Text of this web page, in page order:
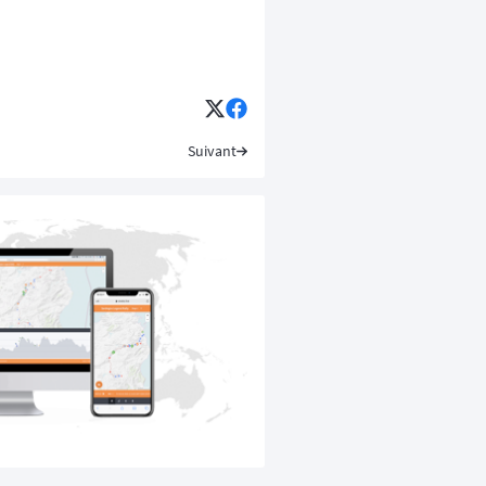
Suivant